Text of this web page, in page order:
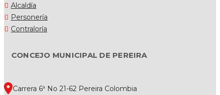
Alcaldía
Personería
Contraloría
CONCEJO MUNICIPAL DE PEREIRA
Carrera 6ª No 21-62 Pereira Colombia